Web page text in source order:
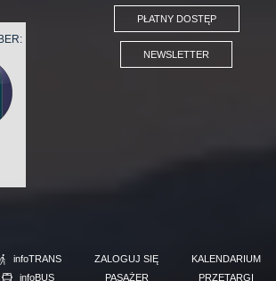
PŁATNY DOSTĘP
NEWSLETTER
infoTRANS
infoBUS
ZALOGUJ SIĘ
PASAŻER
KALENDARIUM
PRZETARGI